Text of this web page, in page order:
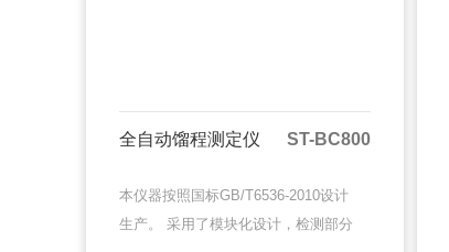
全自动馏程测定仪 ST-BC800
本仪器按照国标GB/T6536-2010设计
生产。 采用了模块化设计，检测部分